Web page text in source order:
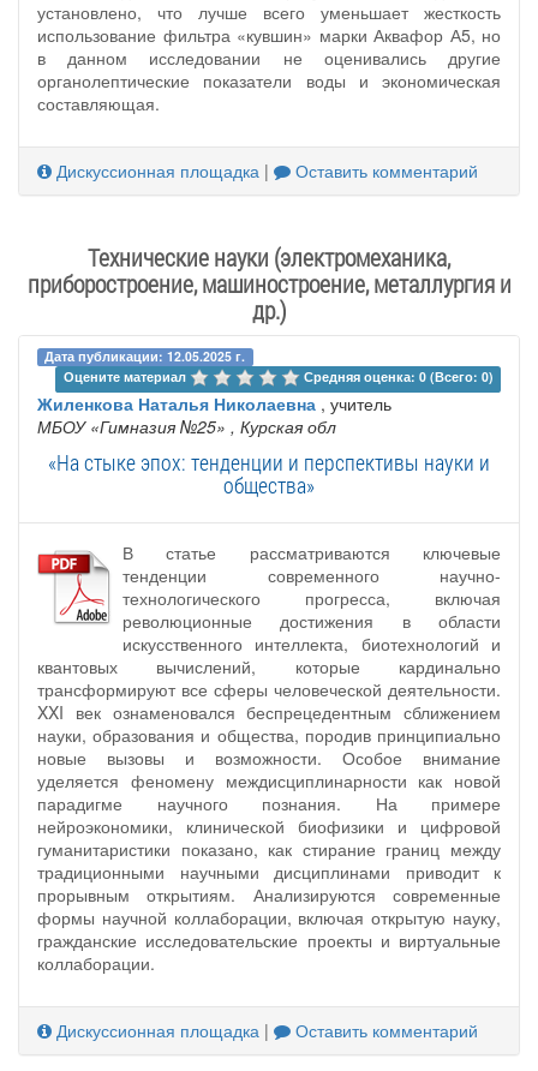
установлено, что лучше всего уменьшает жесткость
использование фильтра «кувшин» марки Аквафор А5, но
в данном исследовании не оценивались другие
органолептические показатели воды и экономическая
составляющая.
Дискуссионная площадка | Оставить комментарий
Технические науки (электромеханика,
приборостроение, машиностроение, металлургия и
др.)
Дата публикации: 12.05.2025 г.
Оцените материал
Средняя оценка: 0 (Всего: 0)
Жиленкова Наталья Николаевна , учитель
МБОУ «Гимназия №25» , Курская обл
«На стыке эпох: тенденции и перспективы науки и
общества»
В статье рассматриваются ключевые
тенденции современного научно-
технологического прогресса, включая
революционные достижения в области
искусственного интеллекта, биотехнологий и
квантовых вычислений, которые кардинально
трансформируют все сферы человеческой деятельности.
XXI век ознаменовался беспрецедентным сближением
науки, образования и общества, породив принципиально
новые вызовы и возможности. Особое внимание
уделяется феномену междисциплинарности как новой
парадигме научного познания. На примере
нейроэкономики, клинической биофизики и цифровой
гуманитаристики показано, как стирание границ между
традиционными научными дисциплинами приводит к
прорывным открытиям. Анализируются современные
формы научной коллаборации, включая открытую науку,
гражданские исследовательские проекты и виртуальные
коллаборации.
Дискуссионная площадка | Оставить комментарий